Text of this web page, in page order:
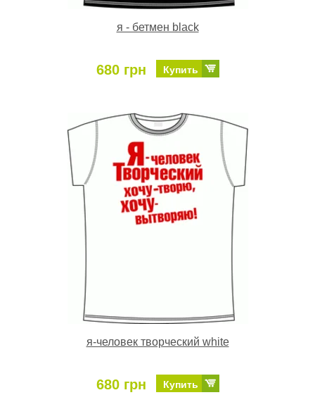
я - бетмен black
680 грн Купить
я-человек творческий white
680 грн Купить